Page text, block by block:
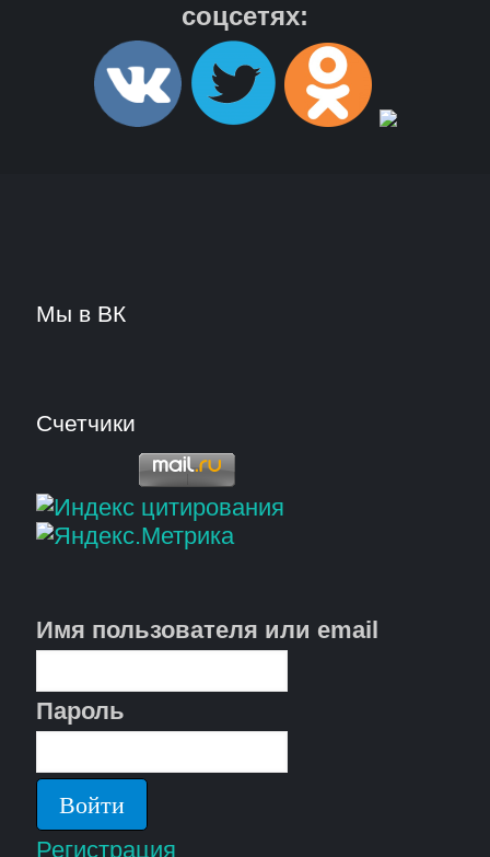
соцсетях:
Мы в ВК
Счетчики
Имя пользователя или email
Пароль
Регистрация